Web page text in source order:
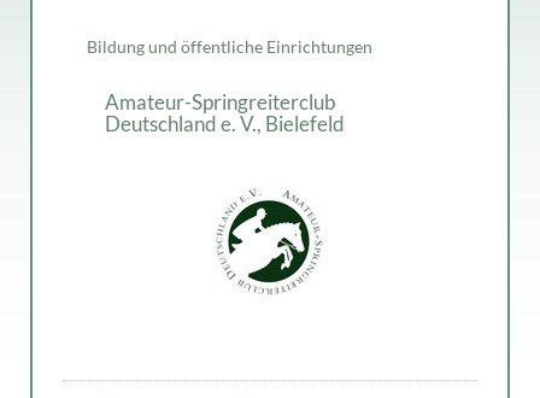
Bildung und öffentliche Einrichtungen
Amateur-Springreiterclub
Deutschland e. V., Bielefeld